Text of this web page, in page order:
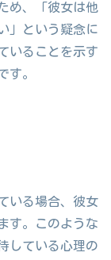
め、「彼女は他
」という疑念に
いることを示す
す。
いる場合、彼女
す。このような
している心理の